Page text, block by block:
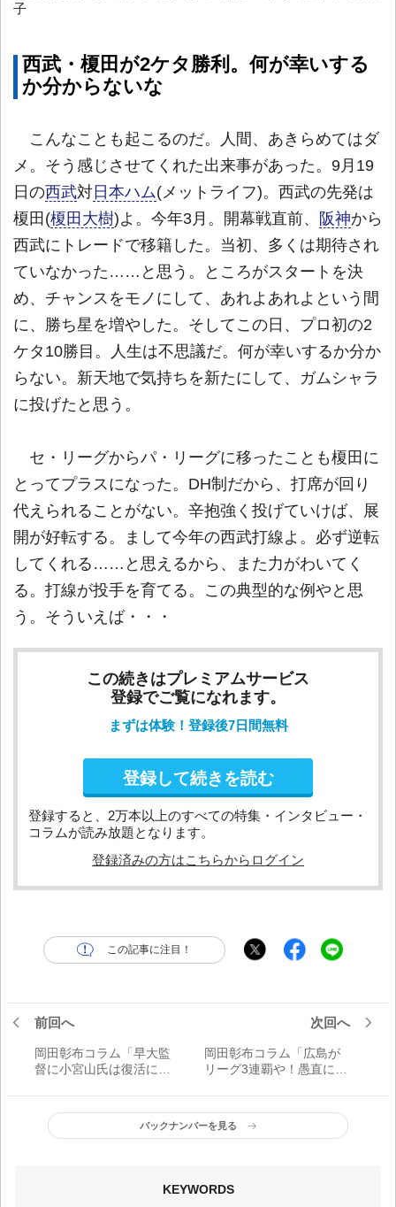
子
西武・榎田が2ケタ勝利。何が幸いする
か分からないな
こんなことも起こるのだ。人間、あきらめてはダ
メ。そう感じさせてくれた出来事があった。9月19
日の西武対日本ハム(メットライフ)。西武の先発は
榎田(榎田大樹)よ。今年3月。開幕戦直前、 阪神から
西武にトレードで移籍した。当初、多くは期待され
ていなかった……と思う。ところがスタートを決
め、チャンスをモノにして、あれよあれよという間
に、勝ち星を増やした。そしてこの日、プロ初の2
ケタ10勝目。人生は不思議だ。何が幸いするか分か
らない。新天地で気持ちを新たにして、ガムシャラ
に投げたと思う。
セ・リーグからパ・リーグに移ったことも榎田に
とってプラスになった。DH制だから、打席が回り
代えられることがない。辛抱強く投げていけば、展
開が好転する。まして今年の西武打線よ。必ず逆転
してくれる……と思えるから、また力がわいてく
る。打線が投手を育てる。この典型的な例やと思
う。そういえば・・・
この続きはプレミアムサービス
登録でご覧になれます。
まずは体験！登録後7日間無料
登録して続きを読む
登録すると、2万本以上のすべての特集・インタビュー・
コラムが読み放題となります。
登録済みの方はこちらからログイン
この記事に注目！
前回へ
岡田彰布コラム「早大監
督に小宮山氏は復活に向
ッキーゾーン復活構想は
疑問や。阪神はこれから
連戦日程で……」
次回へ
岡田彰布コラム「広島が
リーグ3連覇や！愚直に積
が根を張り底力になり
『広島王国』になったよ
ね」
バックナンバーを見る
KEYWORDS